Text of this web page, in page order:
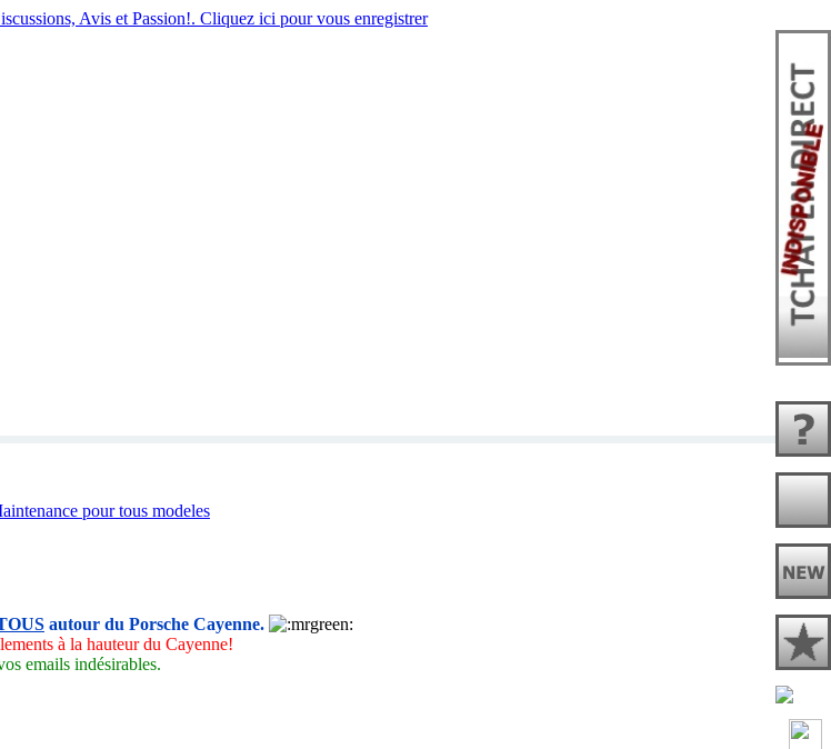
Avis et Passion!. Cliquez ici pour vous enregistrer
pour tous modeles
autour du Porsche Cayenne.
à la hauteur du Cayenne!
emails indésirables.